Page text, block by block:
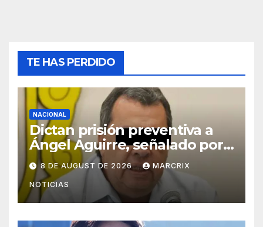
TE HAS PERDIDO
NACIONAL
Dictan prisión preventiva a
Ángel Aguirre, señalado por
el caso Ayotzinapa
8 DE AUGUST DE 2026 MARCRIX
NOTICIAS